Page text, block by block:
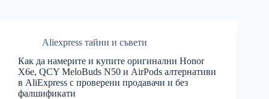
Aliexpress тайни и съвети
Как да намерите и купите оригинални Honor
X6e, QCY MeloBuds N50 и AirPods алтернативи
в AliExpress с проверени продавачи и без
фалшификати